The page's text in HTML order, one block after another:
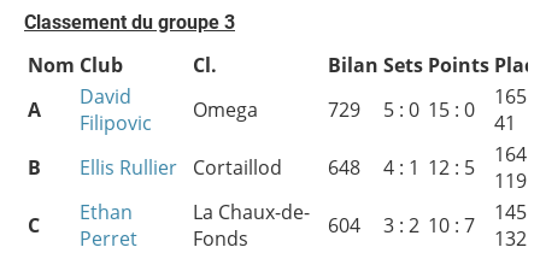
Classement du groupe 3
Nom Club Cl. Bilan Sets Points
A
David
Filipovic
Omega 729 5 : 0 15 : 0
165 :
41
B
Ellis Rullier Cortaillod 648 4 : 1 12 : 5
164 :
119
C
Ethan
Perret
La Chaux-de-
Fonds
604 3 : 2 10 : 7
145 :
132